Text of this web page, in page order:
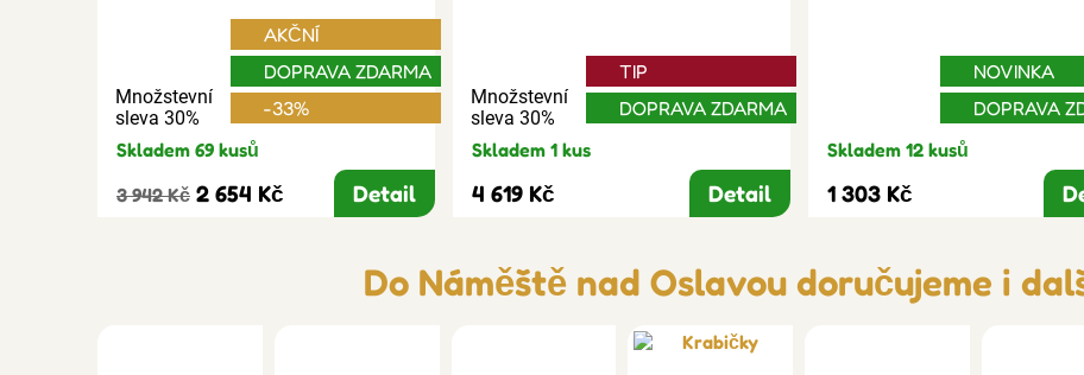
Množstevní
sleva 30%
AKČNÍ
DOPRAVA ZDARMA
-33%
Skladem 69 kusů
3 942 Kč 2 654 Kč Detail
Množstevní
sleva 30%
TIP
DOPRAVA ZDARMA
Skladem 1 kus
4 619 Kč Detail
NOVINKA
DOPRAVA
Skladem 12 kusů
1 303 Kč
Do Náměště nad Oslavou doručujeme i